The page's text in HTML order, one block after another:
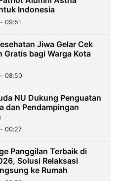
Indonesia
09:51
Jiwa Gelar Cek
Gratis bagi Warga Kota
08:50
NU Dukung Penguatan
dan Pendampingan
00:27
Panggilan Terbaik di
Solusi Relaksasi
ke Rumah